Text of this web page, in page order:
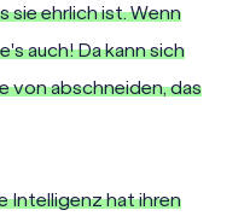
sie ehrlich ist. Wenn
auch! Da kann sich
von abschneiden, das
Intelligenz hat ihren